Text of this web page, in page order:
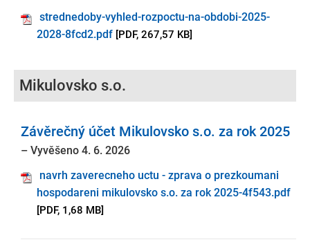
strednedoby-vyhled-rozpoctu-na-obdobi-2025-
2028-8fcd2.pdf [PDF, 267,57 KB]
Mikulovsko s.o.
Závěrečný účet Mikulovsko s.o. za rok 2025
– Vyvěšeno 4. 6. 2026
navrh zaverecneho uctu - zprava o prezkoumani
hospodareni mikulovsko s.o. za rok 2025-4f543.pdf
[PDF, 1,68 MB]